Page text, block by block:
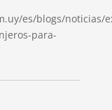
es/blogs/noticias/
para-